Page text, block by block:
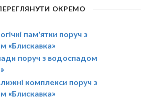
ОКРЕМО
пам'ятки поруч з
«Блискавка»
поруч з водоспадом
комплекси поруч з
«Блискавка»